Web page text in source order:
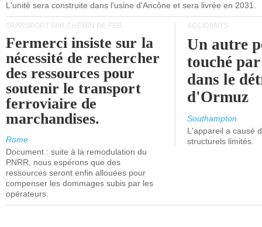
L'unité sera construite dans l'usine d'Ancône et sera livrée en 2031.
TRANSPORT PAR CHEMIN DE FER
Fermerci insiste sur la
nécessité de rechercher
des ressources pour
soutenir le transport
ferroviaire de
marchandises.
Rome
Document : suite à la remodulation du
PNRR, nous espérons que des
ressources seront enfin allouées pour
compenser les dommages subis par les
opérateurs.
ACCIDENTS
Un autre
touché
dans le
d'Ormuz
Southampton
L'appareil a causé
structurels limités.